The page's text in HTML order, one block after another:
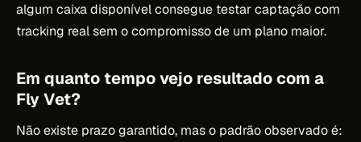
algum caixa disponível consegue testar captação com
tracking real sem o compromisso de um plano maior.
Em quanto tempo vejo resultado com a
Fly Vet?
Não existe prazo garantido, mas o padrão observado é: